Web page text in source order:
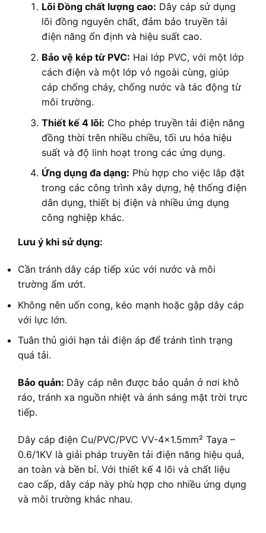
Lõi Đồng chất lượng cao: Dây cáp sử dụng
lõi đồng nguyên chất, đảm bảo truyền tải
điện năng ổn định và hiệu suất cao.
Bảo vệ kép từ PVC: Hai lớp PVC, với một lớp
cách điện và một lớp vỏ ngoài cùng, giúp
cáp chống cháy, chống nước và tác động từ
môi trường.
Thiết kế 4 lõi: Cho phép truyền tải điện năng
đồng thời trên nhiều chiều, tối ưu hóa hiệu
suất và độ linh hoạt trong các ứng dụng.
Ứng dụng đa dạng: Phù hợp cho việc lắp đặt
trong các công trình xây dựng, hệ thống điện
dân dụng, thiết bị điện và nhiều ứng dụng
công nghiệp khác.
Lưu ý khi sử dụng:
Cần tránh dây cáp tiếp xúc với nước và môi
trường ẩm ướt.
Không nên uốn cong, kéo mạnh hoặc gập dây cáp
với lực lớn.
Tuân thủ giới hạn tải điện áp để tránh tình trạng
quá tải.
Bảo quản: Dây cáp nên được bảo quản ở nơi khô
ráo, tránh xa nguồn nhiệt và ánh sáng mặt trời trực
tiếp.
Dây cáp điện Cu/PVC/PVC VV-4×1.5mm² Taya –
0.6/1KV là giải pháp truyền tải điện năng hiệu quả,
an toàn và bền bỉ. Với thiết kế 4 lõi và chất liệu
cao cấp, dây cáp này phù hợp cho nhiều ứng dụng
và môi trường khác nhau.